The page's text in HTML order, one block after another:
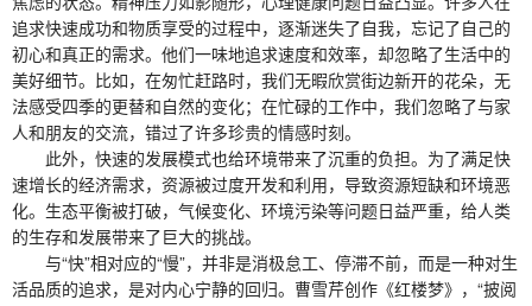
追求快速成功和物质享受的过程中，逐渐迷失了自我，忘记了自己的
初心和真正的需求。他们一味地追求速度和效率，却忽略了生活中的
美好细节。比如，在匆忙赶路时，我们无暇欣赏街边新开的花朵，无
法感受四季的更替和自然的变化；在忙碌的工作中，我们忽略了与家
人和朋友的交流，错过了许多珍贵的情感时刻。
此外，快速的发展模式也给环境带来了沉重的负担。为了满足快
速增长的经济需求，资源被过度开发和利用，导致资源短缺和环境恶
化。生态平衡被打破，气候变化、环境污染等问题日益严重，给人类
的生存和发展带来了巨大的挑战。
与“快”相对应的“慢”，并非是消极怠工、停滞不前，而是一种对生
活品质的追求，是对内心宁静的回归。曹雪芹创作《红楼梦》，“披阅